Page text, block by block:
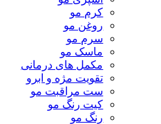
کرم مو
روغن مو
سرم مو
ماسک مو
مکمل های درمانی
تقویت مژه و ابرو
ست مراقبت مو
کیت رنگ مو
رنگ مو